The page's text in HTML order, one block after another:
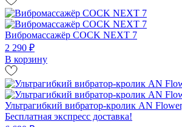
Вибромассажёр COCK NEXT 7
2 290 ₽
В корзину
Ультрагибкий вибратор-кролик AN
Бесплатная экспресс доставка!